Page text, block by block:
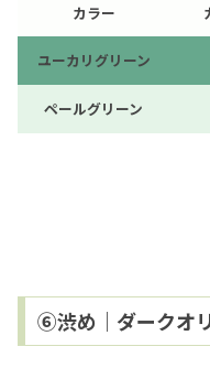
カラー
ユーカリグリーン
ペールグリーン
⑥渋め｜ダークオ